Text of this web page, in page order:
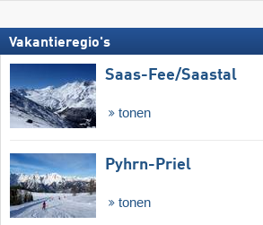
Vakantieregio's
Saas-Fee/​Saastal
tonen
Pyhrn-Priel
tonen